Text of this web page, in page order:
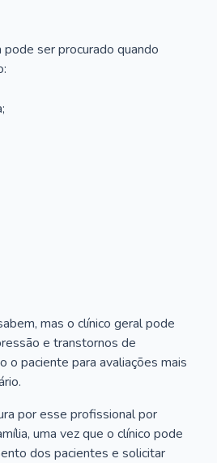
ser procurado quando
mas o clínico geral pode
e transtornos de
o paciente para avaliações mais
por esse profissional por
uma vez que o clínico pode
dos pacientes e solicitar